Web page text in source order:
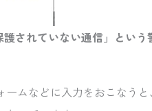
護されていない通信」とい
ムなどに入力をおこなう